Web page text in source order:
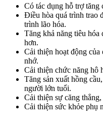
Có tác dụng hỗ trợ tăng
Điều hòa quá trình trao
trình lão hóa.
Tăng khả năng tiêu
hơn.
Cải thiện hoạt động
nhớ.
Cải thiện chức năng hô
Tăng sản xuất hồng
người lớn tuổi.
Cải thiện sự căng
Cải thiện sức khỏe phụ